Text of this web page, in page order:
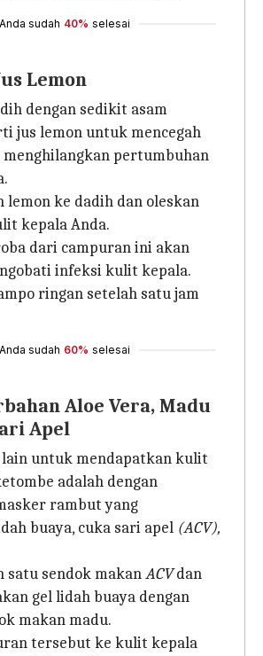
Anda sudah 40% selesai
Lemon
dengan sedikit asam
jus lemon untuk mencegah
pertumbuhan
lemon ke dadih dan oleskan
kepala Anda.
dari campuran ini akan
infeksi kulit kepala.
ringan setelah satu jam
Anda sudah 60% selesai
Aloe Vera, Madu
Apel
lain untuk mendapatkan kulit
adalah dengan
rambut yang
buaya, cuka sari apel (ACV),
satu sendok makanACVdan
gel lidah buaya dengan
makan madu.
tersebut ke kulit kepala